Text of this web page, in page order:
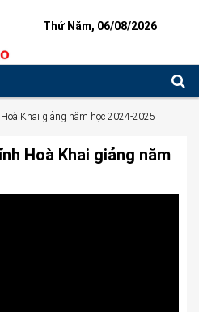
Thứ Năm, 06/08/2026
Khai giảng năm học 2024-2025
Hoà Khai giảng năm